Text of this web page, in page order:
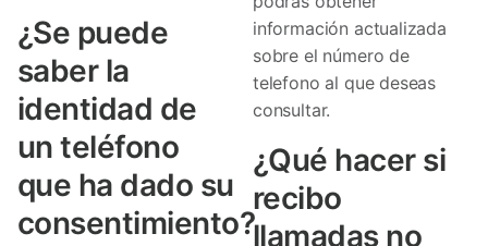
¿Se puede
saber la
identidad de
un teléfono
que ha dado su
consentimiento?
información actualizada
sobre el número de
telefono al que deseas
consultar.
¿Qué hacer si
recibo
llamadas no